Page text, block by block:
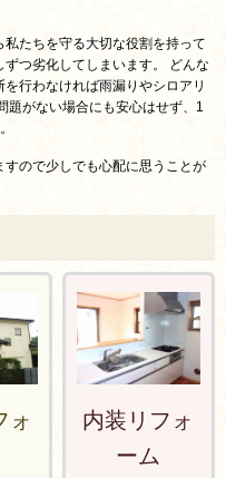
たちを守る大切な役割を持って
つ劣化してしまいます。 どんな
行わなければ雨漏りやシロアリ
題がない場合にも安心はせず、1
ので少しでも心配に思うことが
ォ
内装リフォ
ーム